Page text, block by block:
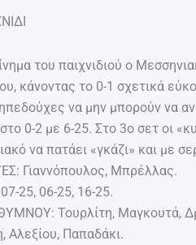
του παιχνιδιού ο
κάνοντας το 0-1 σχετικά
να μην μπορούν να
0-2 με 6-25. Στο 3ο σετ οι
να πατάει «γκάζι» και με
Γιαννόπουλος, Μπρέλλας.
25, 06-25, 16-25.
Τουρλίτη, Μαγκουτά,
Αλεξίου, Παπαδάκι.